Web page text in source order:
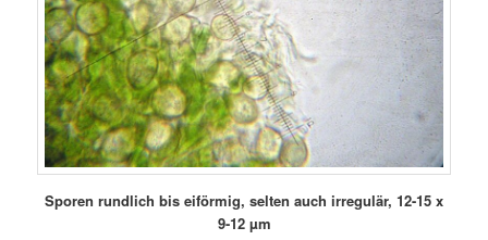
Sporen rundlich bis eiförmig, selten auch irregulär, 12-15 x
9-12 µm